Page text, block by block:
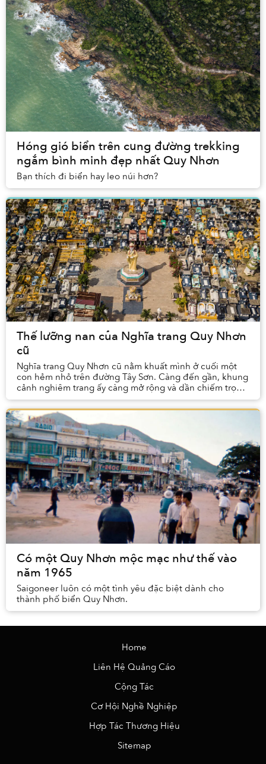
Hóng gió biển trên cung đường trekking
ngắm bình minh đẹp nhất Quy Nhơn
Bạn thích đi biển hay leo núi hơn?
Thế lưỡng nan của Nghĩa trang Quy Nhơn
cũ
​Nghĩa trang Quy Nhơn cũ nằm khuất mình ở cuối một
con hẻm nhỏ trên đường Tây Sơn. Càng đến gần, khung
cảnh nghiêm trang ấy càng mở rộng và dần chiếm trọn
cả tầm mắt.
Có một Quy Nhơn mộc mạc như thế vào
năm 1965
Saigoneer luôn có một tình yêu đặc biệt dành cho
thành phố biển Quy Nhơn.
Home
Liên Hệ Quảng Cáo
Cộng Tác
Cơ Hội Nghề Nghiệp
Hợp Tác Thương Hiệu
Sitemap